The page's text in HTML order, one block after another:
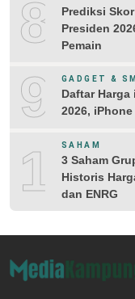
8
Prediksi
Presiden
Pemain
9 GADGET &
Daftar
2026,
10
SAHAM
3 Saham
Historis
dan ENRG